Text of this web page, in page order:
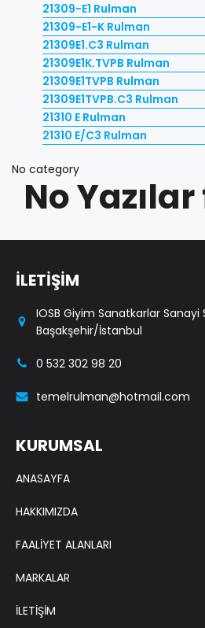
21309-E1 Rulman
21309-E1-K Rulman
21309E1.C3 Rulman
21309E1K.TVPB Rulman
21309E1TVPB Rulman
21309E1TVPB.C3 Rulman
21310 E Rulman
21310 E/C3 Rulman
No category
No
İLETİŞİM
IOSB Giyim Sanatkarlar Sanayi
Başakşehir/İstanbul
0 532 302 98 20
temelrulman@hotmail.com
KURUMSAL
ANASAYFA
HAKKIMIZDA
FAALİYET ALANLARI
MARKALAR
İLETİŞİM